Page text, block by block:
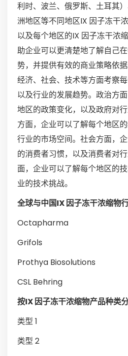
利时、波兰、俄罗斯、土耳其
洲地区等不同地区IX 因子冻干
以及每个地区的IX 因子冻干浓
助企业可以更清楚地了解自己
势，并提供有效的商业策略依
经济、社会、技术等方面考察
以及行业的发展趋势。政治方
地区的政策变化，以及政府对
方面，企业可以了解每个地区
行业的市场空间。社会方面，
的消费者习惯，以及消费者对
面，企业可以了解每个地区的
业的技术挑战。
全球与中国IX 因子冻干浓缩物
Octapharma
Grifols
Prothya Biosolutions
CSL Behring
按IX 因子冻干浓缩物产品种类分
类型 1
类型 2